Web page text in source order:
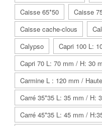
Caisse 65*50
Caisse
Caisse cache-clous
Calypso
Capri 100 L:
Capri 70 L: 70 mm / H: 30
Carmine L : 120 mm /
Carré 35*35 L: 35 mm / H:
Carré 45*35 L: 45 mm /